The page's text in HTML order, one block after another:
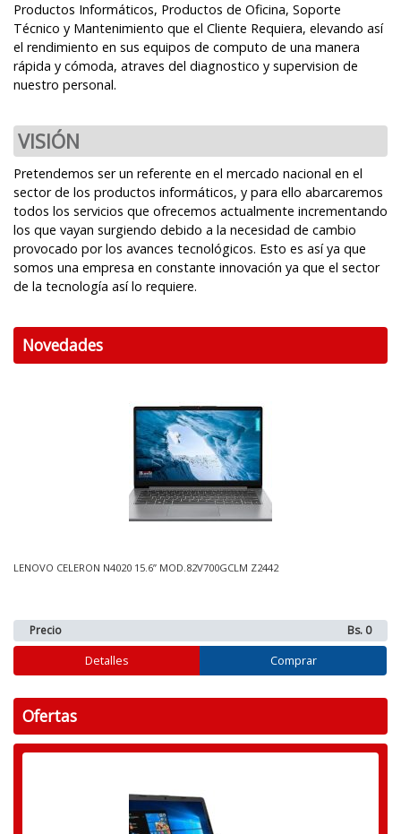
Productos Informáticos, Productos de Oficina, Soporte
Técnico y Mantenimiento que el Cliente Requiera, elevando así
el rendimiento en sus equipos de computo de una manera
rápida y cómoda, atraves del diagnostico y supervision de
nuestro personal.
VISIÓN
Pretendemos ser un referente en el mercado nacional en el
sector de los productos informáticos, y para ello abarcaremos
todos los servicios que ofrecemos actualmente incrementando
los que vayan surgiendo debido a la necesidad de cambio
provocado por los avances tecnológicos. Esto es así ya que
somos una empresa en constante innovación ya que el sector
de la tecnología así lo requiere.
Novedades
LENOVO CELERON N4020 15.6” MOD.82V700GCLM Z2442
Precio Bs. 0
Detalles Comprar
Ofertas